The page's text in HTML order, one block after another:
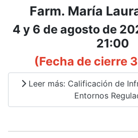
Farm. María
4 y 6 de agosto de
21:00
(Fecha de cierre
Leer más: Calificación de
Entornos